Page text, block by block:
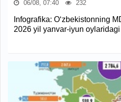
06/08, 07:40 232
Infografika: O‘zbekistonning
2026 yil yanvar-iyun